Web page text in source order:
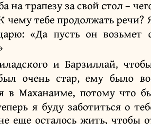
на трапезу за свой стол –
чему тебе продолжать
«Да пусть он возьмет
и Барзиллай,
очень стар, ему было
в Маханаиме, потому что
я буду заботиться о
еще осталось жить, чтобы